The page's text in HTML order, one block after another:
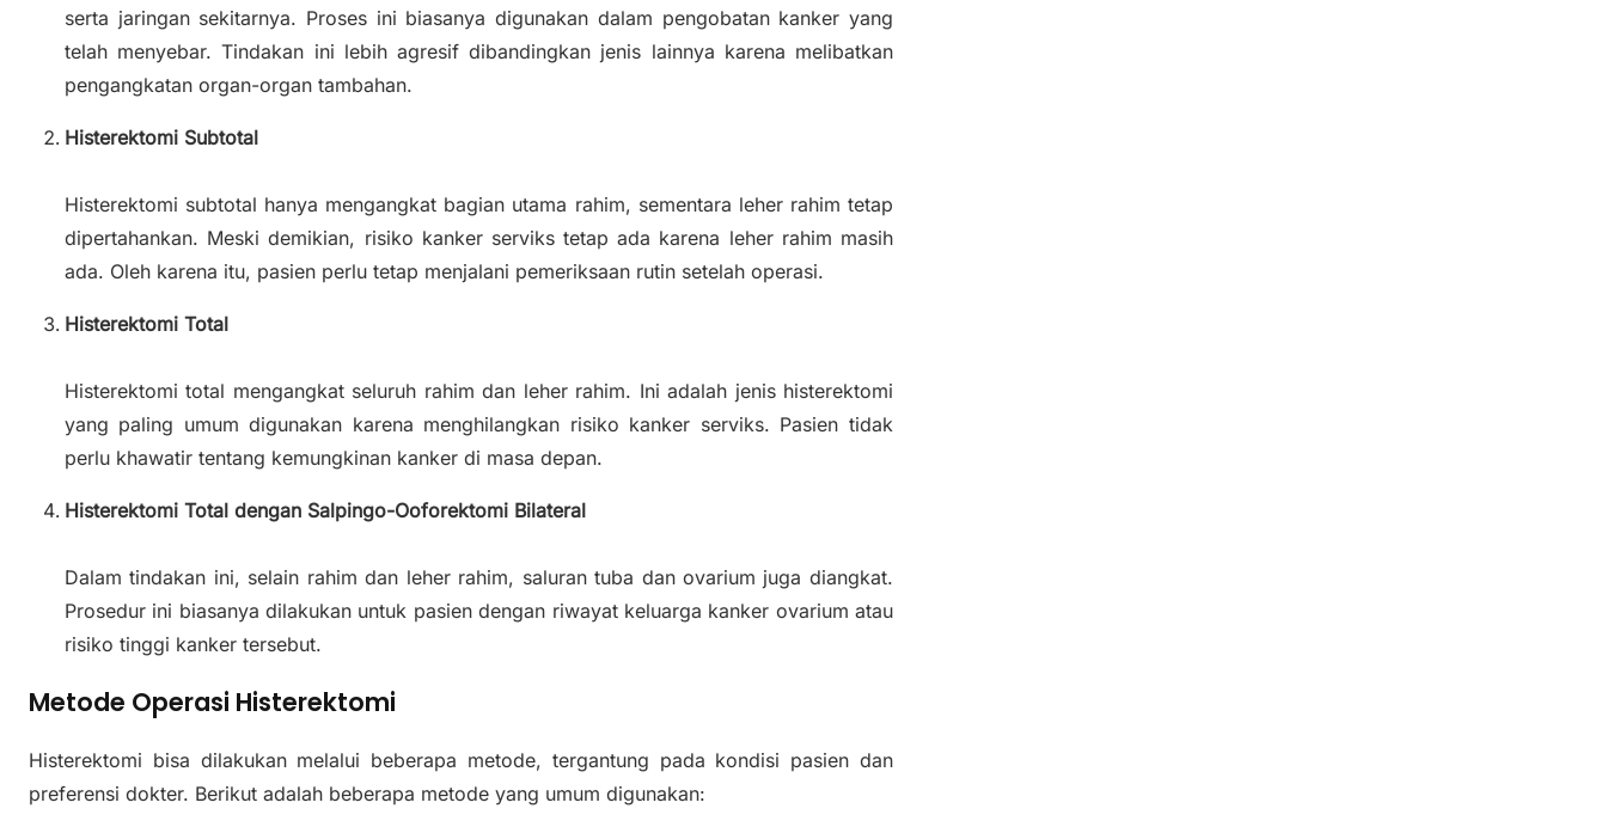
serta jaringan sekitarnya. Proses ini biasanya digunakan dalam pengobatan kanker yang
telah menyebar. Tindakan ini lebih agresif dibandingkan jenis lainnya karena melibatkan
pengangkatan organ-organ tambahan.
Histerektomi Subtotal
Histerektomi subtotal hanya mengangkat bagian utama rahim, sementara leher rahim tetap
dipertahankan. Meski demikian, risiko kanker serviks tetap ada karena leher rahim masih
ada. Oleh karena itu, pasien perlu tetap menjalani pemeriksaan rutin setelah operasi.
Histerektomi Total
Histerektomi total mengangkat seluruh rahim dan leher rahim. Ini adalah jenis histerektomi
yang paling umum digunakan karena menghilangkan risiko kanker serviks. Pasien tidak
perlu khawatir tentang kemungkinan kanker di masa depan.
Histerektomi Total dengan Salpingo-Ooforektomi Bilateral
Dalam tindakan ini, selain rahim dan leher rahim, saluran tuba dan ovarium juga diangkat.
Prosedur ini biasanya dilakukan untuk pasien dengan riwayat keluarga kanker ovarium atau
risiko tinggi kanker tersebut.
Metode Operasi Histerektomi
Histerektomi bisa dilakukan melalui beberapa metode, tergantung pada kondisi pasien dan
preferensi dokter. Berikut adalah beberapa metode yang umum digunakan: